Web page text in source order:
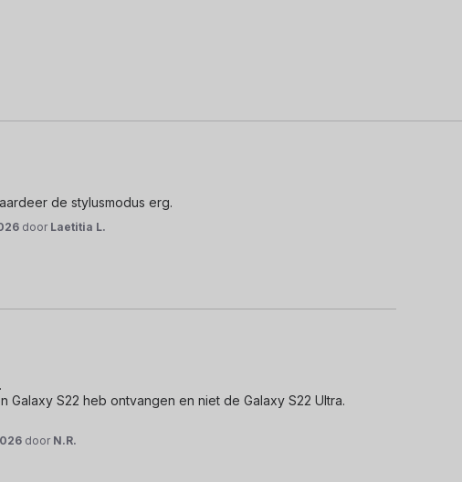
de stylusmodus erg.
door Laetitia L.
S22 heb ontvangen en niet de Galaxy S22 Ultra.
door N.R.